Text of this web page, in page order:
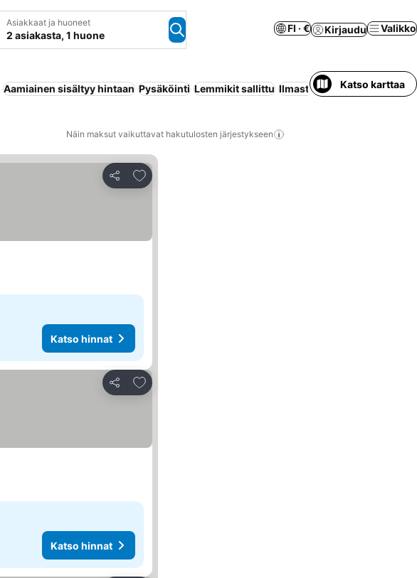
Asiakkaat ja huoneet
2 asiakasta, 1 huone
FI · € Kirjaudu Valikko
Aamiainen sisältyy hintaan Pysäköinti Lemmikit sallittu Ilmastointi Uima-allas
Katso karttaa
Näin maksut vaikuttavat hakutulosten järjestykseen
Jaa
Lisää suosikkeihin
Katso hinnat
Jaa
Lisää suosikkeihin
Katso hinnat